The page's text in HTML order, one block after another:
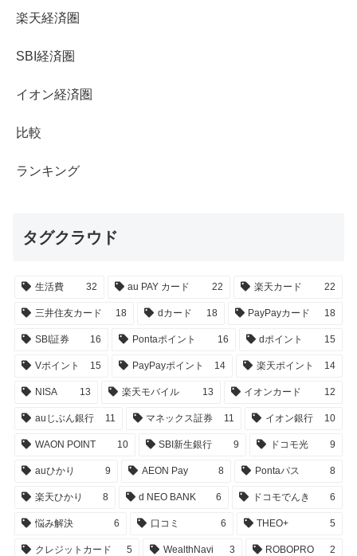
楽天経済圏
SBI経済圏
イオン経済圏
比較
ランキング
タグクラウド
生活費 32 au PAY カード 22 楽天カード 22
三井住友カード 18 dカード 18 PayPayカード 18
SBI証券 16 Pontaポイント 16 dポイント 15
Vポイント 15 PayPayポイント 14 楽天ポイント 14
NISA 13 楽天モバイル 13 イオンカード 12
auじぶん銀行 11 マネックス証券 11 イオン銀行 10
WAON POINT 10 SBI新生銀行 9 ドコモ光 9
auひかり 9 AEON Pay 8 Pontaパス 8
楽天ひかり 8 d NEO BANK 6 ドコモでんき 6
悩み解決 6 口コミ 6 THEO+ 5
クレジットカード 5 WealthNavi 3 ROBOPRO 2